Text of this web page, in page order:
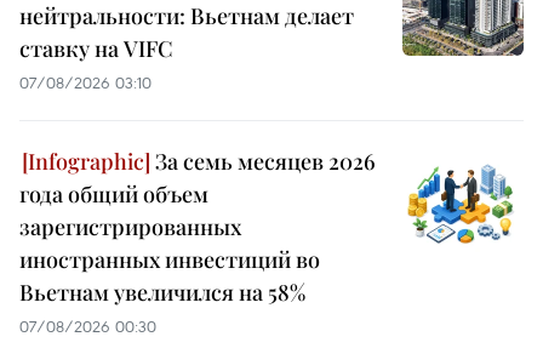
нейтральности: Вьетнам делает
ставку на VIFC
07/08/2026 03:10
За семь месяцев 2026
года общий объем
зарегистрированных
иностранных инвестиций во
Вьетнам увеличился на 58%
07/08/2026 00:30